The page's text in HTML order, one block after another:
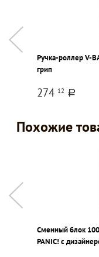
Ручка-роллер V-
грип
274 12 a
Похожие
Сменный блок
PANIC! с